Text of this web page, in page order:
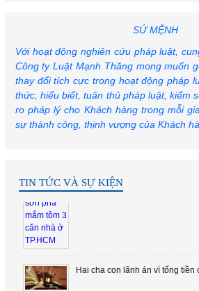
SỨ MỆNH
Với hoạt động nghiên cứu pháp luật,
Công ty Luật Mạnh Thăng mong muốn
thay đổi tích cực trong hoạt động pháp
thức, hiểu biết, tuân thủ pháp luật, kiểm
ro pháp lý cho Khách hàng trong mỗi
sự thành công, thịnh vượng của Khách
TIN TỨC VÀ SỰ KIỆN
gây án
nhà ở TP.HCM
Hai cha con lãnh án vì tống tiền